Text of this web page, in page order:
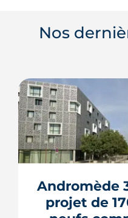
Nos
Andromède
projet de